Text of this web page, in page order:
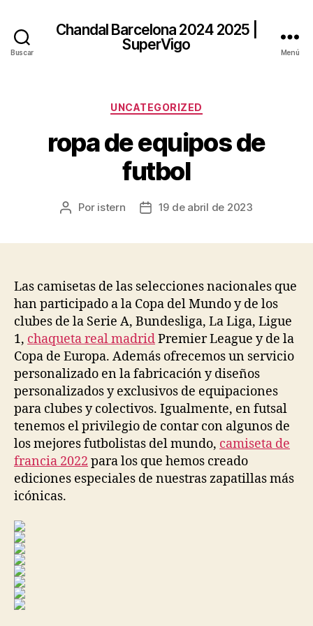
Buscar
Chandal Barcelona 2024 2025 |
SuperVigo
Menú
Categorías
UNCATEGORIZED
ropa de equipos de
futbol
Autor
Por istern
Fecha19 de abril de 2023
Las camisetas de las selecciones nacionales que
han participado a la Copa del Mundo y de los
clubes de la Serie A, Bundesliga, La Liga, Ligue
1, chaqueta real madridPremier League y de la
Copa de Europa. Además ofrecemos un servicio
personalizado en la fabricación y diseños
personalizados y exclusivos de equipaciones
para clubes y colectivos. Igualmente, en futsal
tenemos el privilegio de contar con algunos de
los mejores futbolistas del mundo, camiseta de
francia 2022 para los que hemos creado
ediciones especiales de nuestras zapatillas más
icónicas.